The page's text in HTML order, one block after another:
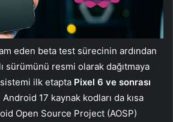
eden beta test sürecinin ardından
sürümünü resmi olarak dağıtmaya
ilk etapta Pixel 6 ve sonrası
Android 17 kaynak kodları da kısa
Open Source Project (AOSP)